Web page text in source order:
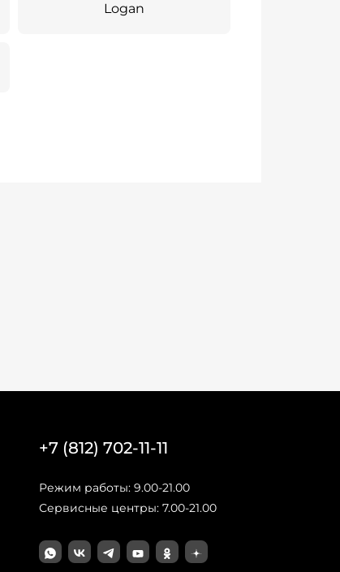
Logan
+7 (812) 702-11-11
Режим работы: 9.00-21.00
Сервисные центры: 7.00-21.00